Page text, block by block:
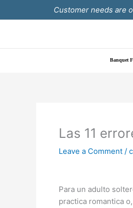
to
Customer needs are
Banquet
Las 11
Leave a Comment /
Para un adulto
practica romantica